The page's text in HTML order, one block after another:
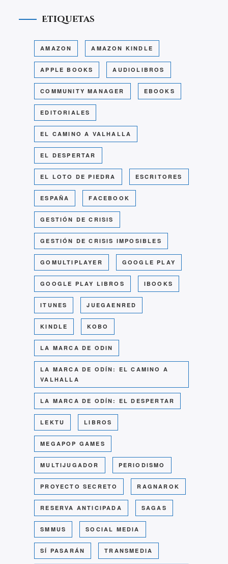
Etiquetas
AMAZON AMAZON KINDLE
APPLE BOOKS AUDIOLIBROS
COMMUNITY MANAGER EBOOKS
EDITORIALES
EL CAMINO A VALHALLA
EL DESPERTAR
EL LOTO DE PIEDRA ESCRITORES
ESPAÑA FACEBOOK
GESTIÓN DE CRISIS
GESTIÓN DE CRISIS IMPOSIBLES
GOMULTIPLAYER GOOGLE PLAY
GOOGLE PLAY LIBROS IBOOKS
ITUNES JUEGAENRED
KINDLE KOBO
LA MARCA DE ODIN
LA MARCA DE ODÍN: EL CAMINO A
VALHALLA
LA MARCA DE ODÍN: EL DESPERTAR
LEKTU LIBROS
MEGAPOP GAMES
MULTIJUGADOR PERIODISMO
PROYECTO SECRETO RAGNAROK
RESERVA ANTICIPADA SAGAS
SMMUS SOCIAL MEDIA
SÍ PASARÁN TRANSMEDIA